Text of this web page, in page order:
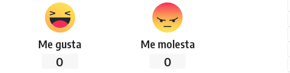
Me gusta
0
Me molesta
0